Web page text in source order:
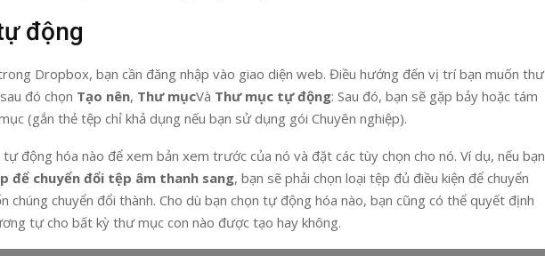
động
Dropbox, bạn cần đăng nhập vào giao diện web. Điều hướng đến vị trí bạn muốn thư
đó chọn Tạo nên, Thư mụcVà Thư mục tự động: Sau đó, bạn sẽ gặp bảy hoặc tám
(gắn thẻ tệp chỉ khả dụng nếu bạn sử dụng gói Chuyên nghiệp).
động hóa nào để xem bản xem trước của nó và đặt các tùy chọn cho nó. Ví dụ, nếu bạn
để chuyển đổi tệp âm thanh sang, bạn sẽ phải chọn loại tệp đủ điều kiện để chuyển
chúng chuyển đổi thành. Cho dù bạn chọn tự động hóa nào, bạn cũng có thể quyết định
tự cho bất kỳ thư mục con nào được tạo hay không.